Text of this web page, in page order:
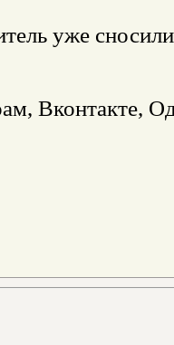
уже
Вконтакте,